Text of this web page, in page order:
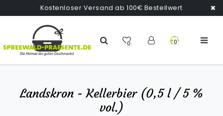
Kostenloser Versand ab 100€ Bestellwert
0 0
Landskron - Kellerbier (0,5 l / 5 %
vol.)